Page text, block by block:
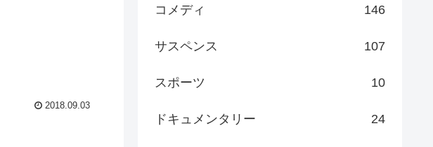
2018.09.03
コメディ 146
サスペンス 107
スポーツ 10
ドキュメンタリー 24